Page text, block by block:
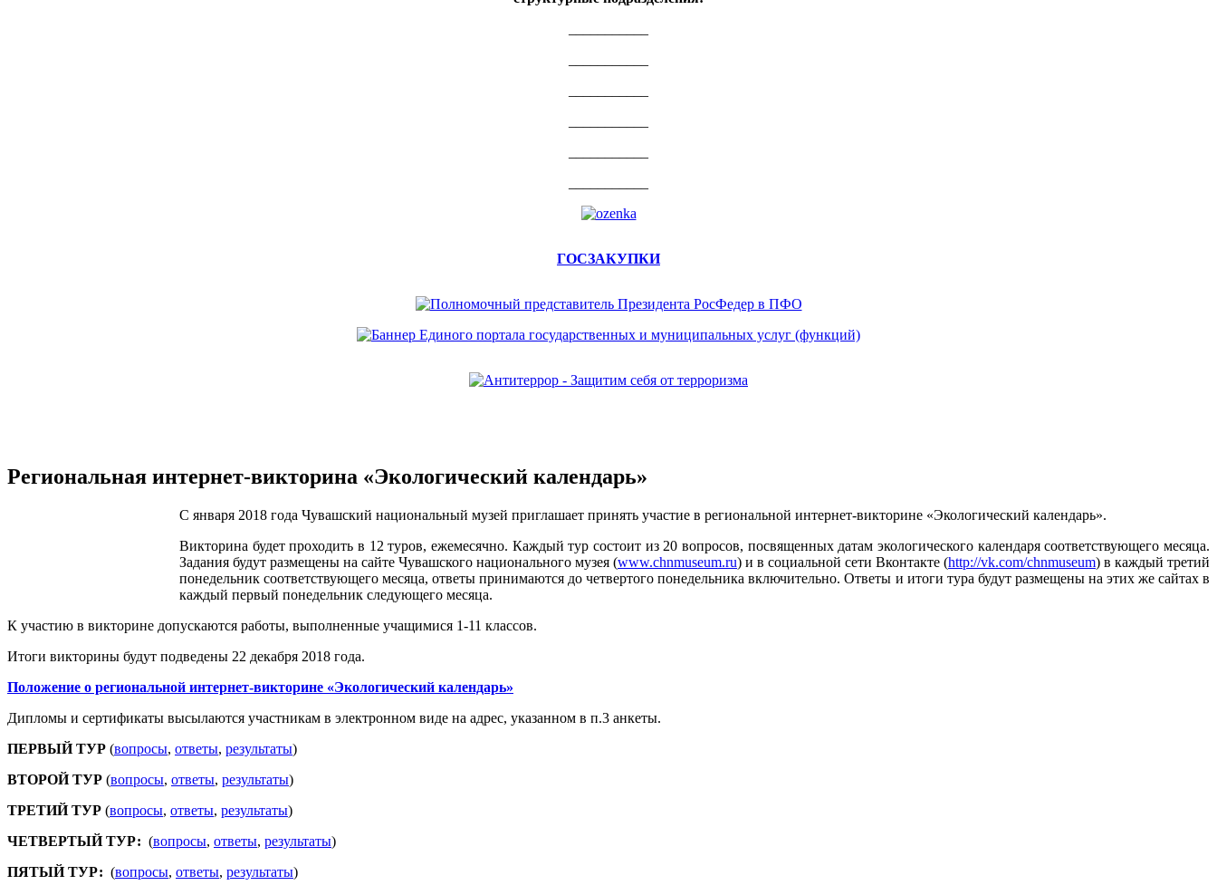
ГОСЗАКУПКИ
Региональная интернет-викторина «Экологический календарь»
С января 2018 года Чувашский национальный музей приглашает принять участие в региональной интернет-викторине «Экологический календарь».
Викторина будет проходить в 12 туров, ежемесячно. Каждый тур состоит из 20 вопросов, посвященных датам экологического календаря соответствующего месяца.
Задания будут размещены на сайте Чувашского национального музея (www.chnmuseum.ru) и в социальной сети Вконтакте (http://vk.com/chnmuseum) в каждый третий
понедельник соответствующего месяца, ответы принимаются до четвертого понедельника включительно. Ответы и итоги тура будут размещены на этих же сайтах в
каждый первый понедельник следующего месяца.
К участию в викторине допускаются работы, выполненные учащимися 1-11 классов.
Итоги викторины будут подведены 22 декабря 2018 года.
Положение о региональной интернет-викторине «Экологический календарь»
Дипломы и сертификаты высылаются участникам в электронном виде на адрес, указанном в п.3 анкеты.
ПЕРВЫЙ ТУР (вопросы, ответы, результаты)
ВТОРОЙ ТУР (вопросы, ответы, результаты)
ТРЕТИЙ ТУР (вопросы, ответы, результаты)
ЧЕТВЕРТЫЙ ТУР: (вопросы, ответы, результаты)
ПЯТЫЙ ТУР: (вопросы, ответы, результаты)